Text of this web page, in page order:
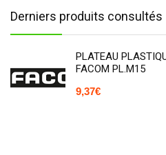
Derniers produits consultés
PLATEAU
FACOM PL.M15
9,37€